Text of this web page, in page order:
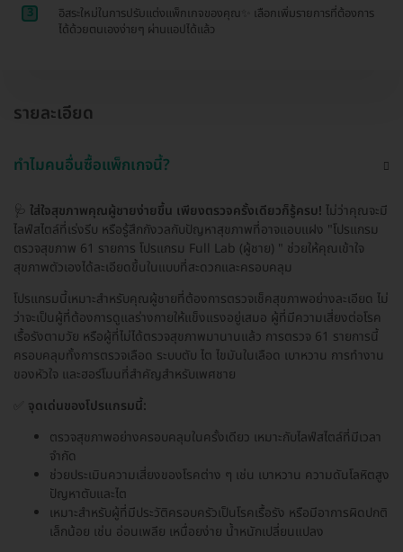
3
อิสระใหม่ในการปรับแต่งแพ็กเกจของคุณ✨ เลือกเพิ่มรายการที่ต้องการ
ได้ด้วยตนเองง่ายๆ ผ่านแอปได้แล้ว
รายละเอียด
ทำไมคนอื่นซื้อแพ็กเกจนี้?
🩺 ใส่ใจสุขภาพคุณผู้ชายง่ายขึ้น เพียงตรวจครั้งเดียวก็รู้ครบ! ไม่ว่าคุณจะมี
ไลฟ์สไตล์ที่เร่งรีบ หรือรู้สึกกังวลกับปัญหาสุขภาพที่อาจแอบแฝง "โปรแกรม
ตรวจสุขภาพ 61 รายการ โปรแกรม Full Lab (ผู้ชาย) " ช่วยให้คุณเข้าใจ
สุขภาพตัวเองได้ละเอียดขึ้นในแบบที่สะดวกและครอบคลุม
โปรแกรมนี้เหมาะสำหรับคุณผู้ชายที่ต้องการตรวจเช็คสุขภาพอย่างละเอียด ไม่
ว่าจะเป็นผู้ที่ต้องการดูแลร่างกายให้แข็งแรงอยู่เสมอ ผู้ที่มีความเสี่ยงต่อโรค
เรื้อรังตามวัย หรือผู้ที่ไม่ได้ตรวจสุขภาพมานานแล้ว การตรวจ 61 รายการนี้
ครอบคลุมทั้งการตรวจเลือด ระบบตับ ไต ไขมันในเลือด เบาหวาน การทำงาน
ของหัวใจ และฮอร์โมนที่สำคัญสำหรับเพศชาย
จุดเด่นของโปรแกรมนี้:
ตรวจสุขภาพอย่างครอบคลุมในครั้งเดียว เหมาะกับไลฟ์สไตล์ที่มีเวลา
จำกัด
ช่วยประเมินความเสี่ยงของโรคต่าง ๆ เช่น เบาหวาน ความดันโลหิตสูง
ปัญหาตับและไต
เหมาะสำหรับผู้ที่มีประวัติครอบครัวเป็นโรคเรื้อรัง หรือมีอาการผิดปกติ
เล็กน้อย เช่น อ่อนเพลีย เหนื่อยง่าย น้ำหนักเปลี่ยนแปลง